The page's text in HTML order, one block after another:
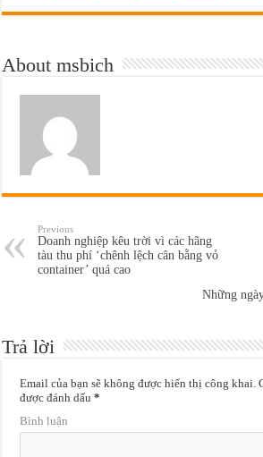
About msbich
Previous
Doanh nghiệp kêu trời vì các hãng
tàu thu phí ‘chênh lệch cân bằng vỏ
container’ quá cao
Những
Trả lời
Email của bạn sẽ không được hiển thị công khai.
được đánh dấu*
Bình luận